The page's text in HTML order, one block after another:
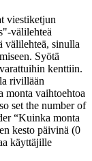
viestiketjun
välilehteä
välilehteä, sinulla
Syötä
kenttiin.
rivillään
monta vaihtoehtoa
set the number of
“Kuinka monta
kesto päivinä (0
käyttäjille